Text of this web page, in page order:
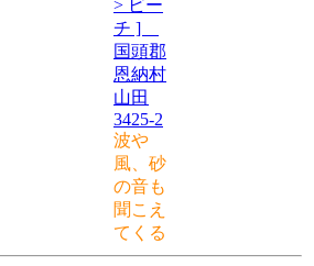
> ビー
チ ]
国頭郡
恩納村
山田
3425-2
波や
風、砂
の音も
聞こえ
てくる